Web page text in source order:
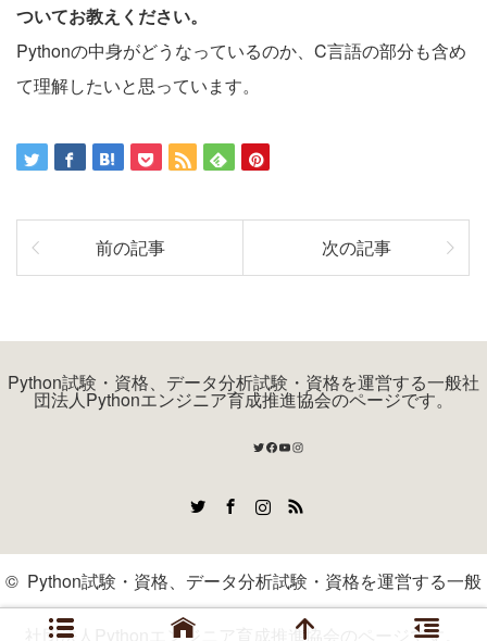
ついてお教えください。
Pythonの中身がどうなっているのか、C言語の部分も含め
て理解したいと思っています。
前の記事 次の記事
Python試験・資格、データ分析試験・資格を運営する一般社
団法人Pythonエンジニア育成推進協会のページです。
Twitter
Facebook
YouTube
Instagram
RSS
© Python試験・資格、データ分析試験・資格を運営する一般
社団法人Pythonエンジニア育成推進協会のページです。